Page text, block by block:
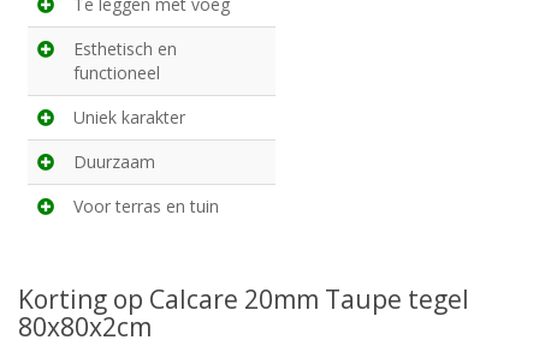
Esthetisch en
functioneel
Uniek karakter
Duurzaam
Voor terras en tuin
Korting op Calcare 20mm Taupe tegel
80x80x2cm